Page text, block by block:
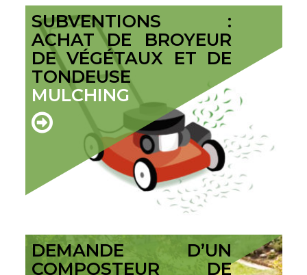
SUBVENTIONS :
ACHAT DE BROYEUR
DE VÉGÉTAUX ET DE
TONDEUSE
MULCHING
DEMANDE D’UN
COMPOSTEUR DE